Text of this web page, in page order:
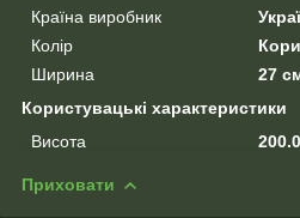
Країна виробник
Колір
Ширина
27
Користувацькі характеристики
Висота
200.0
Приховати